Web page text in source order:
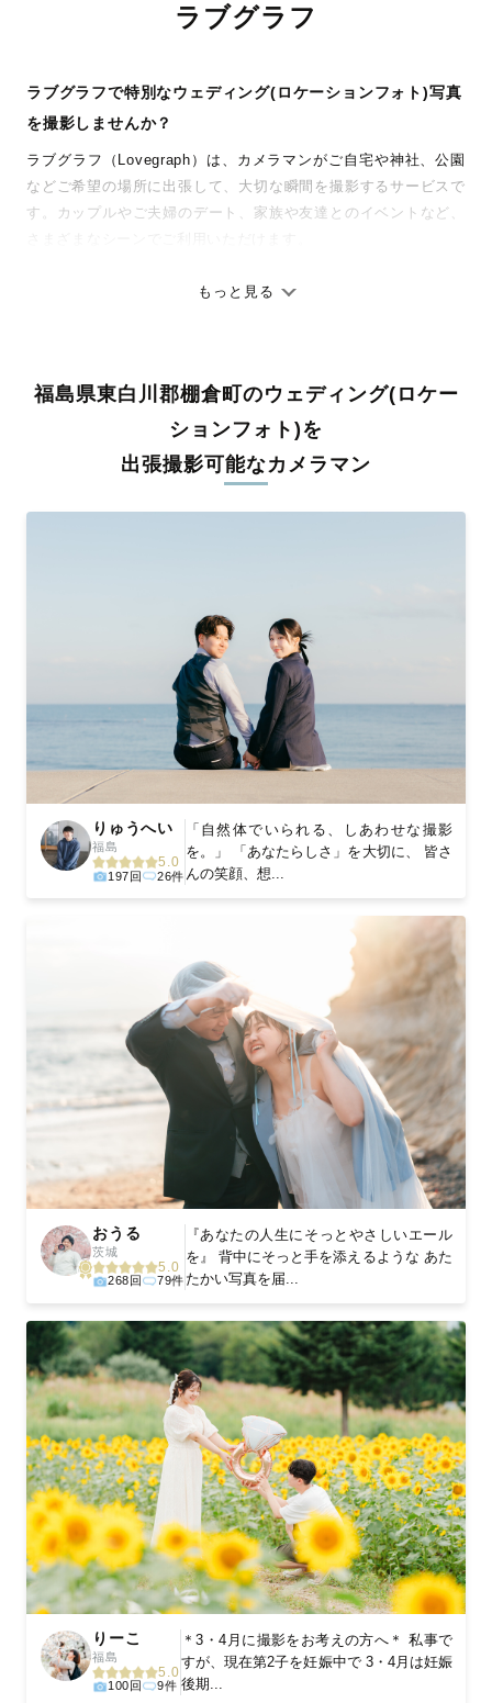
ラブグラフ
ラブグラフで特別なウェディング(ロケーションフォト)写真
を撮影しませんか？
ラブグラフ（Lovegraph）は、カメラマンがご自宅や神社、公園
などご希望の場所に出張して、大切な瞬間を撮影するサービスで
す。カップルやご夫婦のデート、家族や友達とのイベントなど、
ありのままの空気感を大切に、何十年経っても見返したくなるよ
料金は全国どこでも一律。わかりやすく安心の価格設定です。オ
リジナルの研修と厳正な審査に合格し、撮影技術やホスピタリテ
ィを身につけたプロのカメラマンが全国47都道府県に在籍してい
ます。創業10年のノウハウを活かし、思い出に残る素敵な撮影体
に。きっと「こんな写真を撮ってほしかった！」と思える一枚に
出会えます。まずは、ラブグラフの
撮影事例
もっと見る
福島県東白川郡棚倉町のウェディング(ロケー
ションフォト)を
出張撮影可能なカメラマン
りゅうへい
福島
5.0
197回 26件
「自然体でいられる、しあわせな撮影
を。」 「あなたらしさ」を大切に、 皆さ
んの笑顔、想...
おうる
茨城
5.0
268回 79件
『あなたの人生にそっとやさしいエール
を』 背中にそっと手を添えるような あた
たかい写真を届...
りーこ
福島
5.0
100回 9件
＊3・4月に撮影をお考えの方へ＊ 私事で
すが、現在第2子を妊娠中で 3・4月は妊娠
後期...